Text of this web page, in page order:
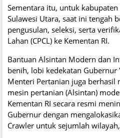
Sementara itu, untuk
Sulawesi Utara, saat ini tengah
pengusulan, seleksi, serta
Lahan (CPCL) ke Kementan RI.
Bantuan Alsintan Modern dan
benih, lobi kedekatan Gubernur
Menteri Pertanian juga berhasil
mesin pertanian (Alsintan)
Kementan RI secara resmi
Gubernur dengan
Crawler untuk sejumlah